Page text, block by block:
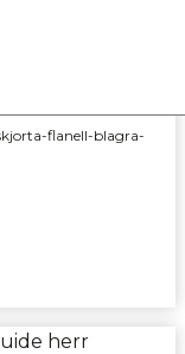
flanell-blagra-